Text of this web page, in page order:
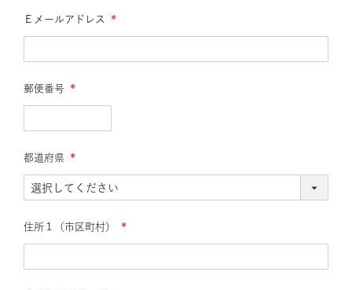
Ｅメールアドレス
(必
郵便番号
(必
都道府県
(必
須)
住所１（市区町村）
(必